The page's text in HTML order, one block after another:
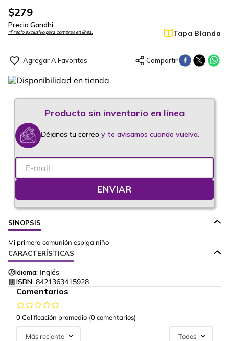
$279
Precio Gandhi
*Precio exclusivo para compras en línea. Tapa Blanda
Déjanos tu correo y te avisamos cuando vuelva.
ENVIAR
SINOPSIS
Mi primera comunión espiga niño
CARACTERÍSTICAS
Idioma: Inglés
ISBN: 8421363415928
Comentarios
0 Calificación promedio (0 comentarios)
Más reciente Todos